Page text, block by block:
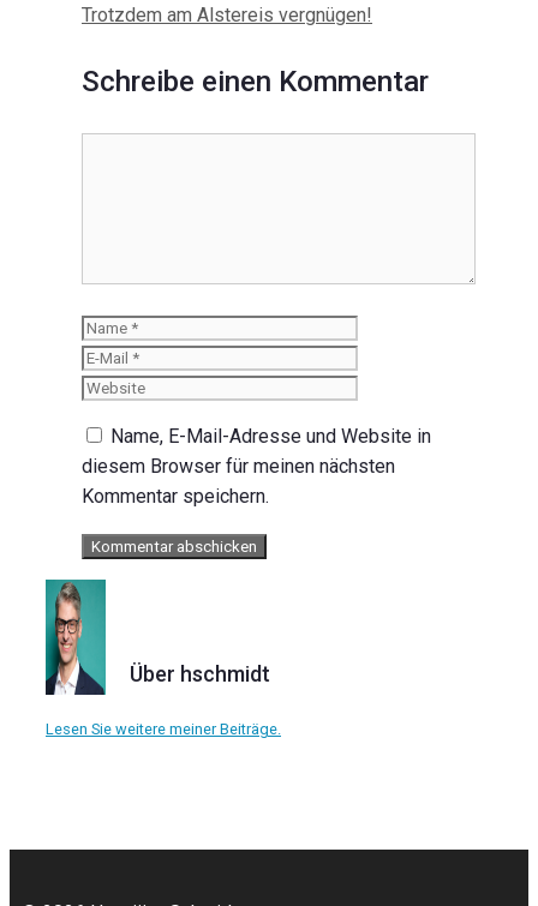
Trotzdem am Alstereis vergnügen!
Schreibe einen Kommentar
Name
Name, E-Mail-Adresse und Website in
diesem Browser für meinen nächsten
Kommentar speichern.
Über hschmidt
Lesen Sie weitere meiner Beiträge.